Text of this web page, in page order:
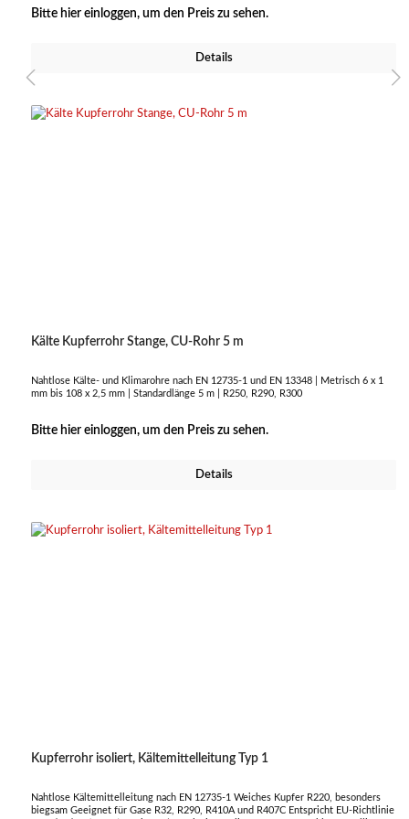
Kältemittels und ist besonders langlebig und zuverlässig.
Bitte hier einloggen, um den Preis zu sehen.
Details
Kälte Kupferrohr Stange, CU-Rohr 5 m
Nahtlose Kälte- und Klimarohre nach EN 12735-1 und EN 13348 | Metrisch 6 x 1
mm bis 108 x 2,5 mm | Standardlänge 5 m | R250, R290, R300
Bitte hier einloggen, um den Preis zu sehen.
Details
Kupferrohr isoliert, Kältemittelleitung Typ 1
Nahtlose Kältemittelleitung nach EN 12735-1 Weiches Kupfer R220, besonders
biegsam Geeignet für Gase R32, R290, R410A und R407C Entspricht EU-Richtlinie